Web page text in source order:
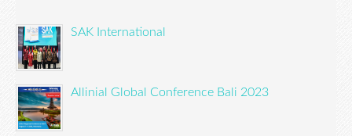
SAK International
Allinial Global Conference Bali 2023